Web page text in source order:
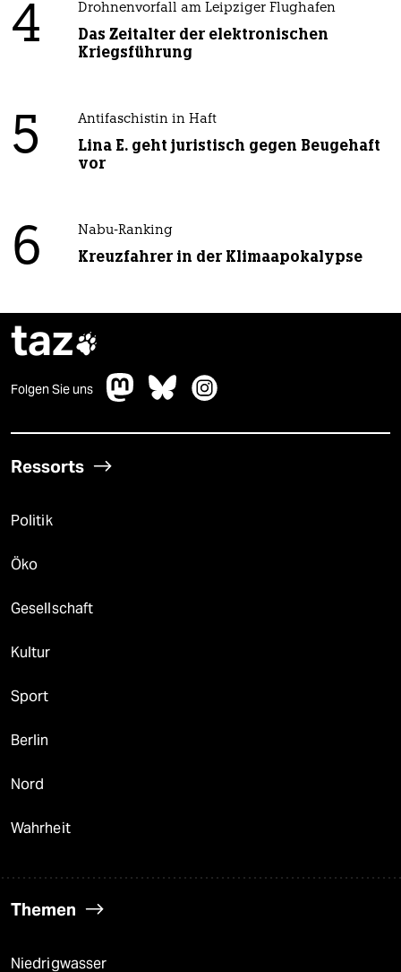
4 Drohnenvorfall am Leipziger Flughafen
Das Zeitalter der elektronischen
Kriegsführung
5 Antifaschistin in Haft
Lina E. geht juristisch gegen Beugehaft
vor
6 Nabu-Ranking
Kreuzfahrer in der Klimaapokalypse
taz
Folgen Sie uns
Ressorts
Politik
Öko
Gesellschaft
Kultur
Sport
Berlin
Nord
Wahrheit
Themen
Niedrigwasser